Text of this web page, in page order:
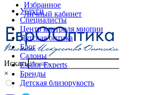
Избранное
Личный кабинет
Искать
×
Услуги
Специалисты
Центр контроля миопии
Детская оптика
Блог
Салоны
Essilor Experts
Бренды
Детская близорукость